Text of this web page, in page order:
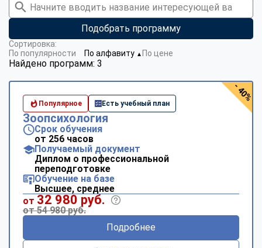
Подобрать программу
Найдено программ: 3
Сортировка:
По популярности
По алфавиту ▼ По цене
Популярное Есть учебный план
Зоопсихология
Срок обучения
от 256 часов
Получаемый документ
Диплом о профессиональной
переподготовке
Обучение на базе
Высшее, среднее
от 32 980 руб.
от 54 980 руб.
Подробнее
- 40%